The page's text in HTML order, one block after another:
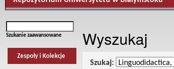
Szukanie zaawansowane
Zespoły i Kolekcje
Wyszukaj
Szukaj: